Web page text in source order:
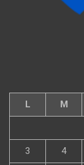
L M
3 4